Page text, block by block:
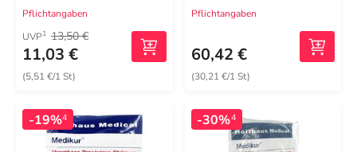
Pflichtangaben
UVP1 13,50 €
11,03 €
(5,51 €/1 St)
Pflichtangaben
60,42 €
(30,21 €/1 St)
-19%4 -30%4